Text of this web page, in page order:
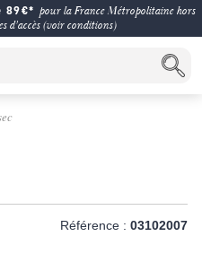
89€* pour la France Métropolitaine hors
d'accès (voir conditions)
Référence : 03102007